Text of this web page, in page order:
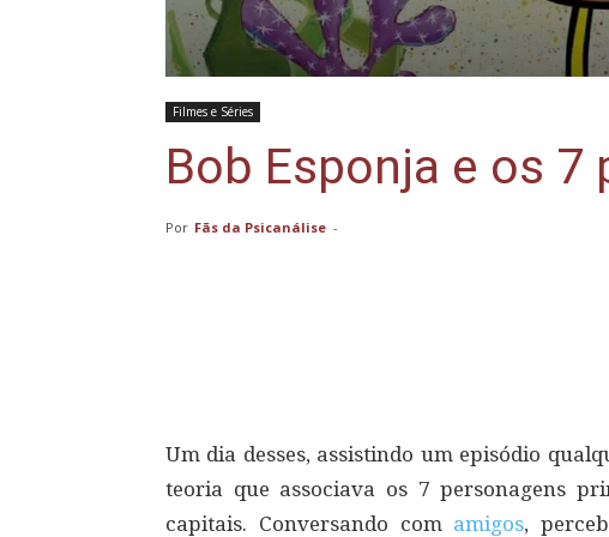
Filmes e Séries
Bob Esponja e os
Por Fãs da Psicanálise -
Um dia desses, assistindo um episódio
teoria que associava os 7 personagens
capitais. Conversando com amigos,